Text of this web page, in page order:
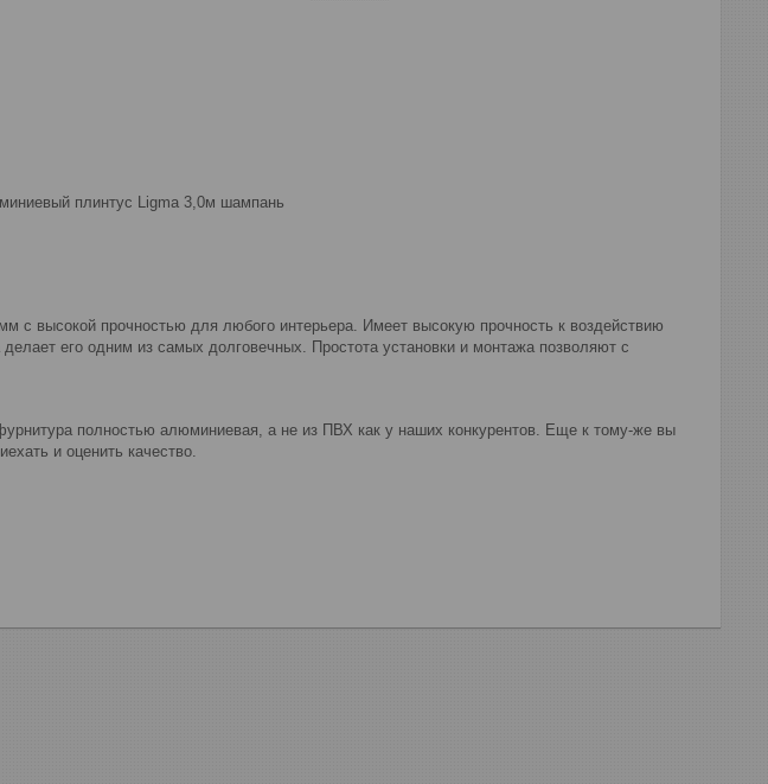
плинтус Ligma 3,0м шампань
с высокой прочностью для любого интерьера. Имеет высокую прочность к воздействию
его одним из самых долговечных. Простота установки и монтажа позволяют с
полностью алюминиевая, а не из ПВХ как у наших конкурентов. Еще к тому-же вы
и оценить качество.